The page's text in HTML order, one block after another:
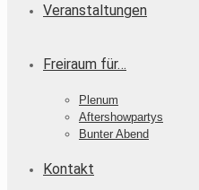
Veranstaltungen
Freiraum für…
Plenum
Aftershowpartys
Bunter Abend
Kontakt